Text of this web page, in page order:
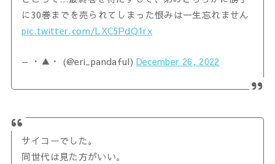
に30巻までを売られてしまった恨みは一生忘れません
pic.twitter.com/LXC5PdQ1rx
— ・▲・ (@eri_pandaful) December 26, 2022
サイコーでした。
同世代は見た方がいい。